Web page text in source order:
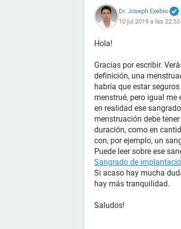
Dr. Joseph Exebio
10 jul 2019 a las 22:53
Hola!
Gracias por escribir.
definición, una
habría que estar
menstrué, pero igual me
en realidad ese
menstruación debe
duración, como en
con, por ejemplo, un
Puede leer sobre ese
Sangrado de
Si acaso hay mucha
hay más tranquilidad.
Saludos!